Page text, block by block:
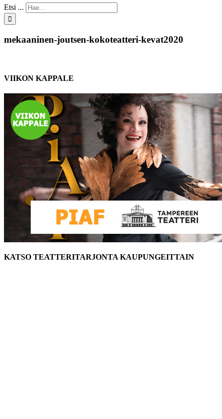
Etsi ...
mekaaninen-joutsen-kokoteatteri-kevat2020
VIIKON KAPPALE
KATSO TEATTERITARJONTA KAUPUNGEITTAIN